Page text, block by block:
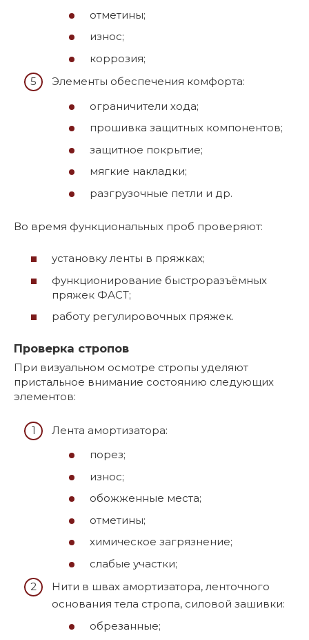
отметины;
износ;
коррозия;
Элементы обеспечения комфорта:
ограничители хода;
прошивка защитных компонентов;
защитное покрытие;
мягкие накладки;
разгрузочные петли и др.
Во время функциональных проб проверяют:
установку ленты в пряжках;
функционирование быстроразъёмных
пряжек ФАСТ;
работу регулировочных пряжек.
Проверка стропов
При визуальном осмотре стропы уделяют
пристальное внимание состоянию следующих
элементов:
Лента амортизатора:
порез;
износ;
обожженные места;
отметины;
химическое загрязнение;
слабые участки;
Нити в швах амортизатора, ленточного
основания тела стропа, силовой зашивки:
обрезанные;